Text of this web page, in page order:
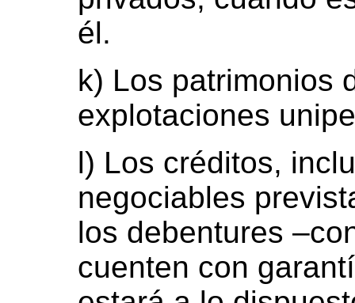
él.
k) Los patrimonios
explotaciones
l) Los créditos,
negociables
los debentures
cuenten con